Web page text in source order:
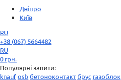
Дніпро
Київ
RU
+38 (067) 5664482
RU
0 грн.
Популярні запити:
knaufosb бетоноконтактбрус газоблок